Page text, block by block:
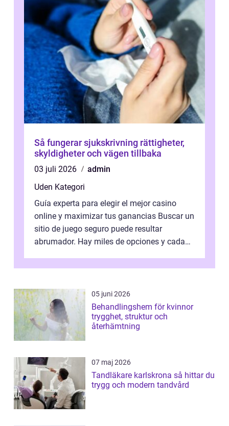
Så fungerar sjukskrivning rättigheter,
skyldigheter och vägen tillbaka
03 juli 2026
admin
Uden Kategori
Guía experta para elegir el mejor casino
online y maximizar tus ganancias Buscar un
sitio de juego seguro puede resultar
abrumador. Hay miles de opciones y cada
05 juni 2026
Behandlingshem för kvinnor
trygghet, struktur och
återhämtning
07 maj 2026
Tandläkare karlskrona så hittar du
trygg och modern tandvård